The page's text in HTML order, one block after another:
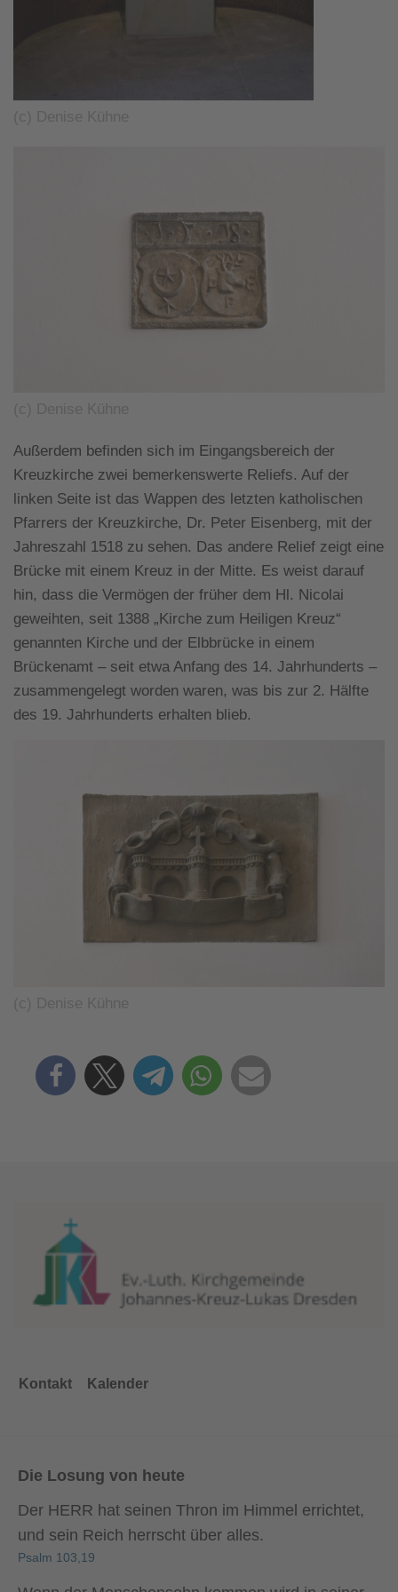
Außerdem befinden sich im Eingangsbereich der
Kreuzkirche zwei bemerkenswerte Reliefs. Auf der
linken Seite ist das Wappen des letzten katholischen
Pfarrers der Kreuzkirche, Dr. Peter Eisenberg, mit der
Jahreszahl 1518 zu sehen. Das andere Relief zeigt eine
Brücke mit einem Kreuz in der Mitte. Es weist darauf
hin, dass die Vermögen der früher dem Hl. Nicolai
geweihten, seit 1388 „Kirche zum Heiligen Kreuz“
genannten Kirche und der Elbbrücke in einem
Brückenamt – seit etwa Anfang des 14. Jahrhunderts –
zusammengelegt worden waren, was bis zur 2. Hälfte
des 19. Jahrhunderts erhalten blieb.
Kontakt Kalender
Die Losung von heute
Der HERR hat seinen Thron im Himmel errichtet,
und sein Reich herrscht über alles.
Psalm 103,19